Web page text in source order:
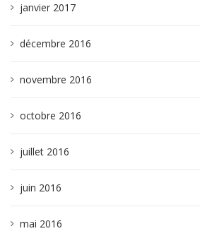
janvier 2017
décembre 2016
novembre 2016
octobre 2016
juillet 2016
juin 2016
mai 2016